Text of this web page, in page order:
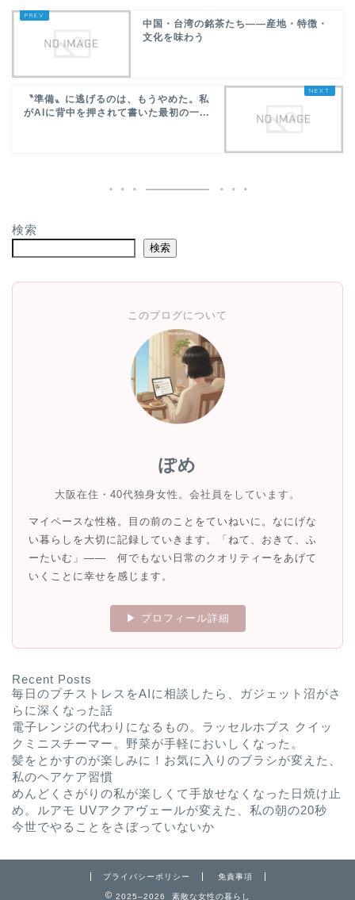
中国・台湾の銘茶たち――産地・特徴・
文化を味わう
〝準備〟に逃げるのは、もうやめた。私
がAIに背中を押されて書いた最初の一...
検索
検索
このブログについて
ぽめ
大阪在住・40代独身女性。会社員をしています。
マイペースな性格。目の前のことをていねいに。なにげな
い暮らしを大切に記録していきます。「ねて、おきて、ふ
ーたいむ」—— 何でもない日常のクオリティーをあげて
いくことに幸せを感じます。
▶ プロフィール詳細
Recent Posts
毎日のプチストレスをAIに相談したら、ガジェット沼がさ
らに深くなった話
電子レンジの代わりになるもの。ラッセルホブス クイッ
クミニスチーマー。野菜が手軽においしくなった。
髪をとかすのが楽しみに！お気に入りのブラシが変えた、
私のヘアケア習慣
めんどくさがりの私が楽しくて手放せなくなった日焼け止
め。ルアモ UVアクアヴェールが変えた、私の朝の20秒
今世でやることをさぼっていないか
プライバシーポリシー 免責事項
2025–2026 素敵な女性の暮らし